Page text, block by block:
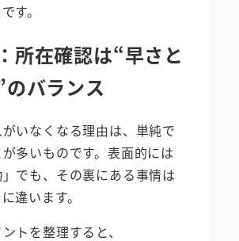
す。
所在確認は“早さと
バランス
いなくなる理由は、単純で
多いものです。表面的には
」でも、その裏にある事情は
違います。
トを整理すると、